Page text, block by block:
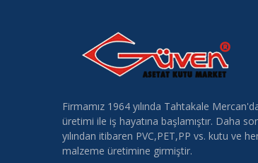
Firmamız 1964 yılında Tahtakale
üretimi ile iş hayatına başlamıştır. Daha
yılından itibaren PVC,PET,PP vs. kutu ve
malzeme üretimine girmiştir.